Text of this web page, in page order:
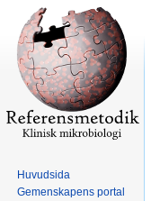
Huvudsida
Gemenskapens portal